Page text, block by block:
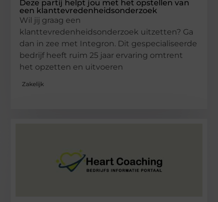
Deze partij helpt jou met het opstellen van
een klanttevredenheidsonderzoek
Wil jij graag een
klanttevredenheidsonderzoek uitzetten? Ga
dan in zee met Integron. Dit gespecialiseerde
bedrijf heeft ruim 25 jaar ervaring omtrent
het opzetten en uitvoeren
Zakelijk